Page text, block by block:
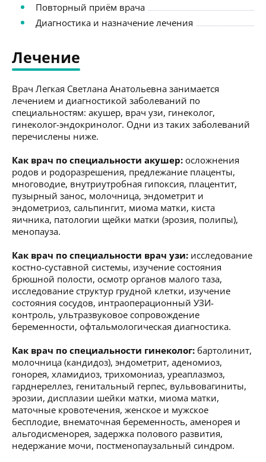
Повторный приём врача
Диагностика и назначение лечения
Лечение
Врач Легкая Светлана Анатольевна занимается
лечением и диагностикой заболеваний по
специальностям: акушер, врач узи, гинеколог,
гинеколог-эндокринолог. Одни из таких заболеваний
перечислены ниже.
Как врач по специальности акушер: осложнения
родов и родоразрешения, предлежание плаценты,
многоводие, внутриутробная гипоксия, плацентит,
пузырный занос, молочница, эндометрит и
эндометриоз, сальпингит, миома матки, киста
яичника, патологии щейки матки (эрозия, полипы),
менопауза.
Как врач по специальности врач узи: исследование
костно-суставной системы, изучение состояния
брюшной полости, осмотр органов малого таза,
исследование структур грудной клетки, изучение
состояния сосудов, интраоперационный УЗИ-
контроль, ультразвуковое сопровождение
беременности, офтальмологическая диагностика.
Как врач по специальности гинеколог: бартолинит,
молочница (кандидоз), эндометрит, аденомиоз,
гонорея, хламидиоз, трихомониаз, уреаплазмоз,
гарднереллез, генитальный герпес, вульвовагиниты,
эрозии, дисплазии шейки матки, миома матки,
маточные кровотечения, женское и мужское
бесплодие, внематочная беременность, аменорея и
альгодисменорея, задержка полового развития,
недержание мочи, постменопаузальный синдром.